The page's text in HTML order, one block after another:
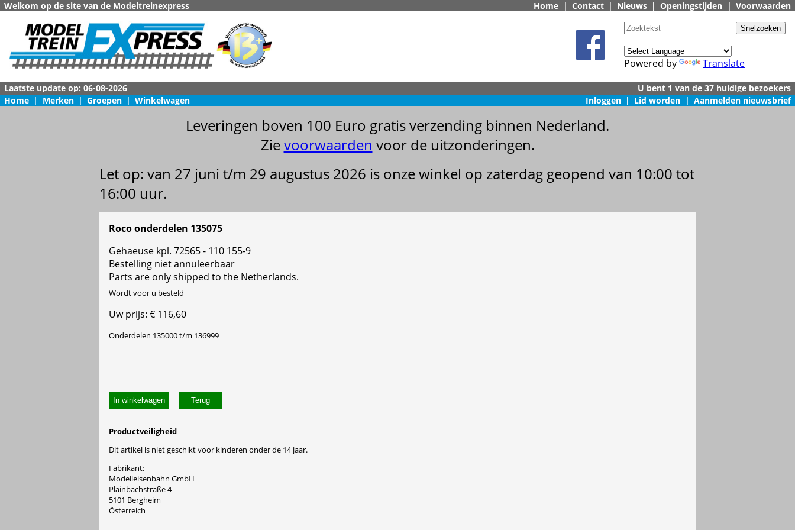
Welkom op de site van de Modeltreinexpress Home | Contact | Nieuws | Openingstijden | Voorwaarden
Powered by Translate
Home | Merken | Groepen | Winkelwagen Inloggen | Lid worden | Aanmelden nieuwsbrief
Leveringen boven 100 Euro gratis verzending binnen Nederland.
Zievoorwaarden voor de uitzonderingen.
Let op: van 27 juni t/m 29 augustus 2026 is onze winkel op zaterdag geopend van 10:00 tot
16:00 uur.
Roco onderdelen 135075
Gehaeuse kpl. 72565 - 110 155-9
Bestelling niet annuleerbaar
Parts are only shipped to the Netherlands.
Wordt voor u besteld
Uw prijs: € 116,60
Onderdelen 135000 t/m 136999
In winkelwagen
Productveiligheid
Dit artikel is niet geschikt voor kinderen onder de 14 jaar.
Fabrikant:
Modelleisenbahn GmbH
Plainbachstraße 4
5101 Bergheim
Österreich